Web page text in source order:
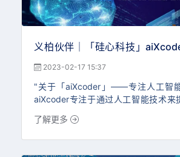
义柏伙伴｜「硅心科技」
模型开放API接口，吸引众多开发
2023-02-17 15:37
"关于「aiXcoder」——专注人工智
aiXcoder专注于通过人工智能技术来
域企业提供国内领先的AIGC代码生成
智能化软件开发解决方案，包括代码
了解更多